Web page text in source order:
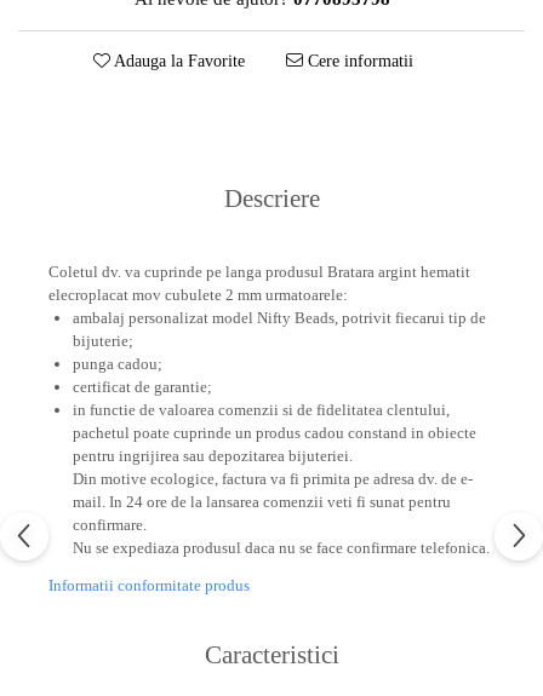
Adauga la Favorite Cere informatii
Descriere
Coletul dv. va cuprinde pe langa produsul Bratara argint hematit
elecroplacat mov cubulete 2 mm urmatoarele:
ambalaj personalizat model Nifty Beads, potrivit fiecarui tip de
bijuterie;
punga cadou;
certificat de garantie;
in functie de valoarea comenzii si de fidelitatea clentului,
pachetul poate cuprinde un produs cadou constand in obiecte
pentru ingrijirea sau depozitarea bijuteriei.
Din motive ecologice, factura va fi primita pe adresa dv. de e-
mail. In 24 ore de la lansarea comenzii veti fi sunat pentru
confirmare.
Nu se expediaza produsul daca nu se face confirmare telefonica.
Informatii conformitate produs
Caracteristici